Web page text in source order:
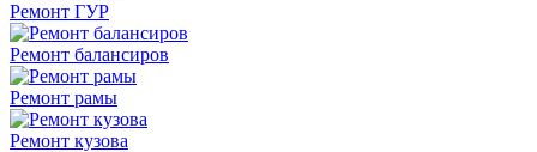
Ремонт ГУР
Ремонт балансиров
Ремонт рамы
Ремонт кузова